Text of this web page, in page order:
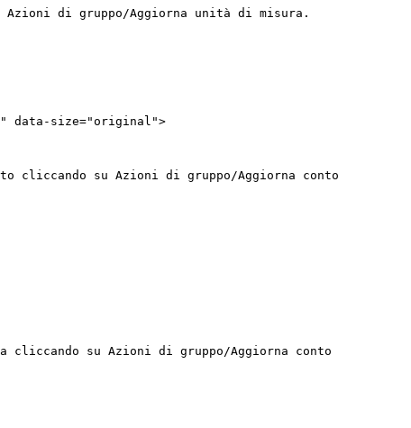
di gruppo/Aggiorna unità di misura.
size="original">
su Azioni di gruppo/Aggiorna conto
su Azioni di gruppo/Aggiorna conto